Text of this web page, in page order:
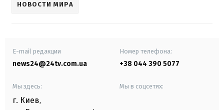
НОВОСТИ МИРА
E-mail редакции
news24@24tv.com.ua
Номер телефона:
+38 044 390 5077
Мы здесь:
г. Киев,
Мы в соцсетях: